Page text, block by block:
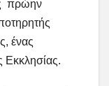
πρώην
ένας
Εκκλησίας.